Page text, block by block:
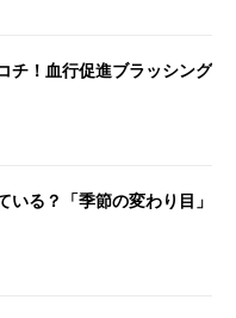
チ！血行促進ブラッシング
いる？「季節の変わり目」